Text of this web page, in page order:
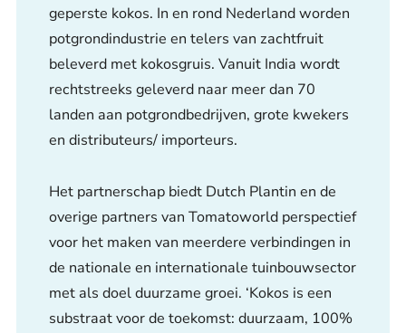
geperste kokos. In en rond Nederland worden
potgrondindustrie en telers van zachtfruit
beleverd met kokosgruis. Vanuit India wordt
rechtstreeks geleverd naar meer dan 70
landen aan potgrondbedrijven, grote kwekers
en distributeurs/ importeurs.
Het partnerschap biedt Dutch Plantin en de
overige partners van Tomatoworld perspectief
voor het maken van meerdere verbindingen in
de nationale en internationale tuinbouwsector
met als doel duurzame groei. ‘Kokos is een
substraat voor de toekomst: duurzaam, 100%